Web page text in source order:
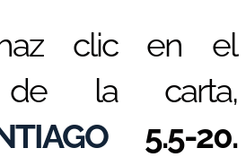
clic en el
de la carta,
5.5-20.